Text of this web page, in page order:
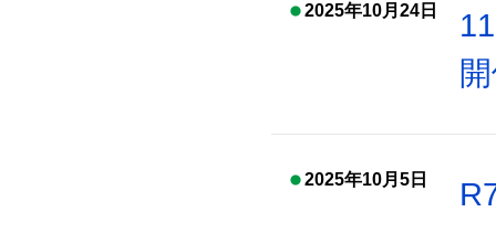
2025年10月24日
2025年10月5日